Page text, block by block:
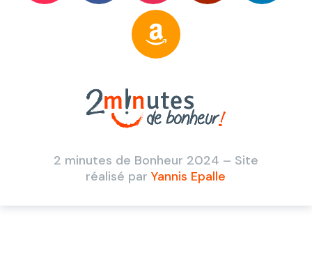
2 minutes de Bonheur 2024 – Site
réalisé parYannis Epalle